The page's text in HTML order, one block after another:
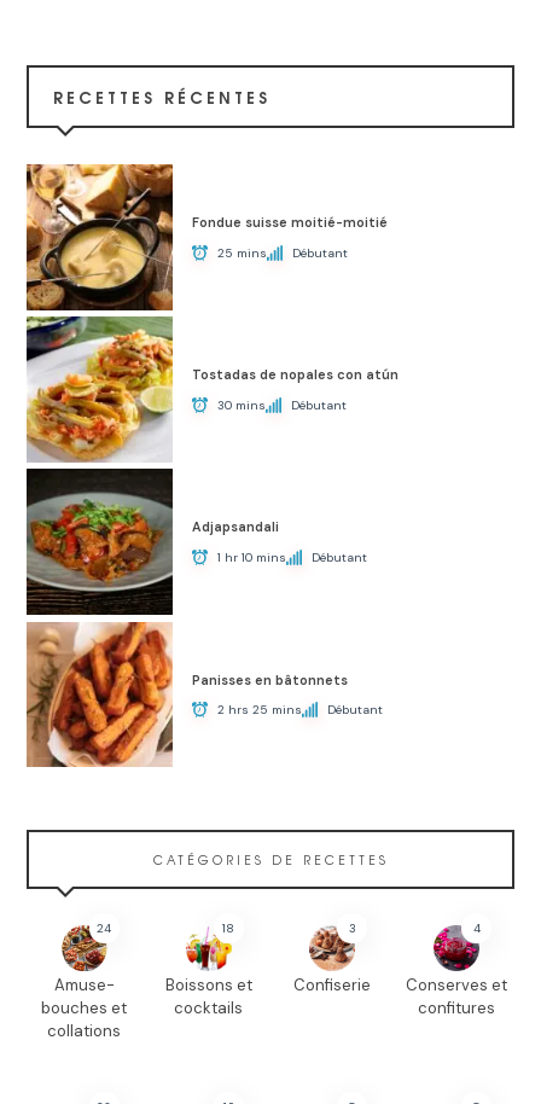
RECETTES RÉCENTES
Fondue suisse moitié-moitié
25 mins Débutant
Tostadas de nopales con atún
30 mins Débutant
Adjapsandali
1 hr 10 mins Débutant
Panisses en bâtonnets
2 hrs 25 mins Débutant
CATÉGORIES DE RECETTES
24
Amuse-
bouches et
collations
18
Boissons et
cocktails
3
Confiserie
4
Conserves et
confitures